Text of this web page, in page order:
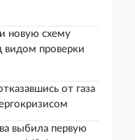
новую схему
видом проверки
от газа
выбила первую